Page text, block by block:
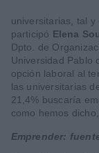
universitarias, tal
participó Elena
Dpto. de
Universidad Pablo
opción laboral al
las universitarias
21,4% buscaría
como hemos
Emprender: